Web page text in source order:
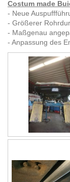
Costum made
- Neue
- Größerer
- Maßgenau
- Anpassung des